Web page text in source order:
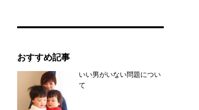
おすすめ記事
いい男がいない問題につい
て